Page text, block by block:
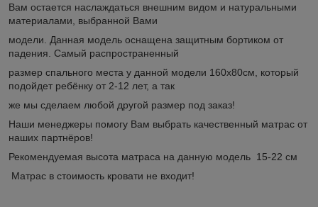
Вам остается наслаждаться внешним видом и натуральными
материалами, выбранной Вами
модели. Данная модель оснащена защитным бортиком от
падения. Самый распространенный
размер спального места у данной модели 160х80см, который
подойдет ребёнку от 2-12 лет, а так
же мы сделаем любой другой размер под заказ!
Наши менеджеры помогу Вам выбрать качественный матрас от
наших партнёров!
Рекомендуемая высота матраса на данную модель 15-22 см
Матрас в стоимость кровати не входит!